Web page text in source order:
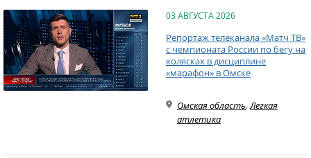
03 АВГУСТА 2026
Репортаж телеканала «Матч ТВ»
с чемпионата России по бегу на
колясках в дисциплине
«марафон» в Омске
Омская область,Легкая
атлетика